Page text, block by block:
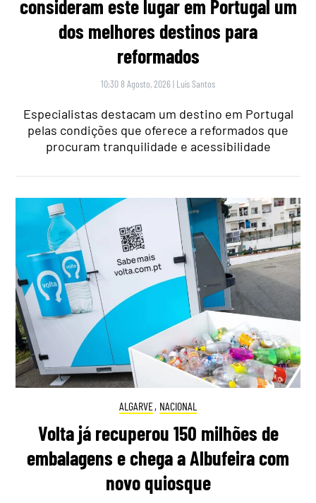
consideram este lugar em Portugal um
dos melhores destinos para
reformados
10:30 8 Agosto, 2026 | Luís Santos
Especialistas destacam um destino em Portugal
pelas condições que oferece a reformados que
procuram tranquilidade e acessibilidade
ALGARVE, NACIONAL
Volta já recuperou 150 milhões de
embalagens e chega a Albufeira com
novo quiosque